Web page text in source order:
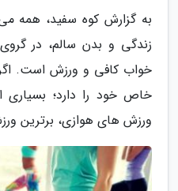
به گزارش کوه سفید، همه
زندگی و بدن سالم، در
خواب کافی و ورزش است.
خاص خود را دارد؛ بسیاری
ورزش های هوازی، برترین